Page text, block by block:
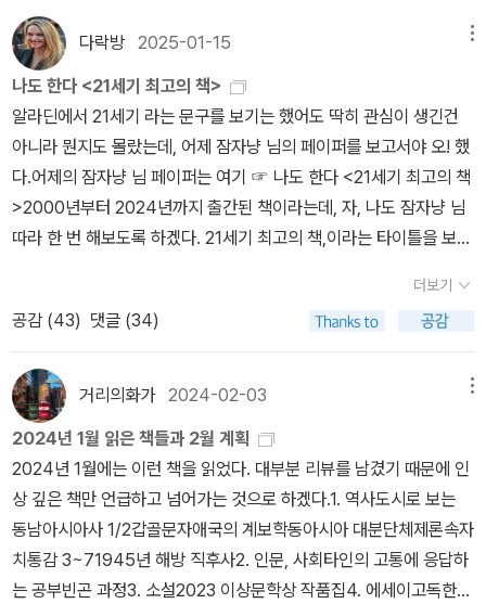
관한 문화기술지ethnography다. 이 글들은 개인을 그 자체로 세계
로 조명하며 가난이 어떤 식으로 사회적·실존적 분투의 과정이 되는
지를 들여다본다. 타인, 제도, 지식, 매체 등과 연결되는 과정에서 빈
곤을 더 무겁게 짊어지게 된 이들, 소외에 저항하려고 필사적으로 노
력하다 새로운 소외에 직면한 이들은 손쉽게 분류되지도, 약자 내지
피해자로 낙인찍히지도 않는다. 2부는 빈곤 산업과 빈곤 통치의 현장
에서 물리적 결핍에서 실존적 결핍으로 빈곤의 외연을 확장한다. 5-
6장에서는 21세기 글로벌 빈곤 통치가 어떻게 작동하는지 살피며, 실
마사를 자임하는 역설을 논한다. 전략적 이익에 몰두하는 기업, ‘진정
성 게임’을 반복하는 실무자, 타인의 빈곤보다는 자신의 불안을 치유
하고 싶어하는 한국 학생, 빈곤산업의 내부고발자를 자처하는 중국
학생이 뒤엉킨 현장은 빈곤 레짐의 통치성에 대한 정돈된 비판을 거
스른다. 7-8장은 이런 실존의 결핍을 불안정성에 대한 논의로 확장
한다. 7장 「빈곤 전염의 공포」는 중국 둥베이 선양의 한인타운에서 하
향 이동과 실패의 두려움을 안고 살아가는 한국인 이주자들에 관한
문화기술지다. 상호의존이 절실한 이주자들 사이에서 의존이 오염의
표지로 등장한 맥락을 한국인 영세 자영업자, 조선족, 탈북민 관계의
부침 속에서 살핀다. 8장 「말할 수 있는 프레카리아트」엔 저자가 대학
다락방 2025-01-15
나도 한다 <21세기 최고의 책>
알라딘에서 21세기 라는 문구를 보기는 했어도 딱히 관심이 생긴건
아니라 뭔지도 몰랐는데, 어제 잠자냥 님의 페이퍼를 보고서야 오! 했
다.어제의 잠자냥 님 페이퍼는 여기 ☞ 나도 한다 <21세기 최고의 책
>2000년부터 2024년까지 출간된 책이라는데, 자, 나도 잠자냥 님
따라 한 번 해보도록 하겠다. 21세기 최고의 책,이라는 타이틀을 보자
는 이 책을 두 번 읽었고 읽을 때마다 감탄했다.같은 일을 겪고도 그것
을 어떻게 생각하고 또 그것으로부터 어디까지 뻗어나갈 수 있는지는
각자에게 다를텐데, 통찰이라는 면에서 봤을 때 레이첼 모랜은 최고
의 경지에 이른게 아닌가 싶다.성매매에 어떻게 들어서게 됐는지, 거
기에서 어떤 일들을 겪었는지, 그리고 그 모든 과정에서 레이첼 모랜
이 보고 느끼고 생각한 것이 이 책에서 굉장히 깊고 넓게 펼쳐진다.돈
을 받고 성을 팔 수밖에 없는 여성과 그녀들에게 성을 구매하는 남성
들 모두가 점점 더 타락할 수 밖에 없는 '타락의 상호작용' 부분은 특
히나 인상깊었다.이 책과 같이 읽을 책들이라면 이런 책들이 있다. 두
번째 책은 '애나 칭'의 《세계 끝의 버섯》.도대체 버섯으로 무슨 이야기
더보기
공감 (43) 댓글 (34)
거리의화가2024-02-03
2024년 1월 읽은 책들과 2월 계획
2024년 1월에는 이런 책을 읽었다. 대부분 리뷰를 남겼기 때문에 인
상 깊은 책만 언급하고 넘어가는 것으로 하겠다.1. 역사도시로 보는
동남아시아사 1/2갑골문자애국의 계보학동아시아 대분단체제론속자
치통감 3~71945년 해방 직후사2. 인문, 사회타인의 고통에 응답하
는 공부빈곤 과정3. 소설2023 이상문학상 작품집4. 에세이고독한